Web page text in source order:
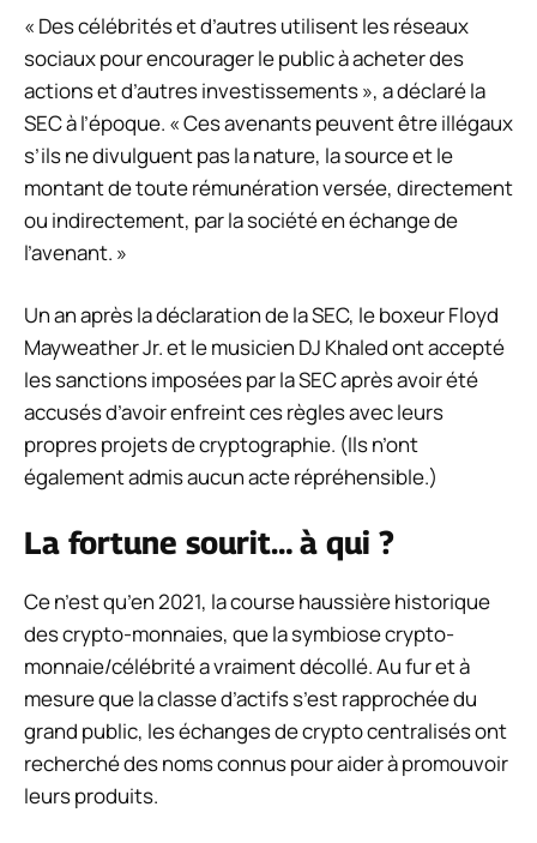
« Des célébrités et d’autres utilisent les réseaux
sociaux pour encourager le public à acheter des
actions et d’autres investissements », a déclaré la
SEC à l’époque. « Ces avenants peuvent être illégaux
s’ils ne divulguent pas la nature, la source et le
montant de toute rémunération versée, directement
ou indirectement, par la société en échange de
l’avenant. »
Un an après la déclaration de la SEC, le boxeur Floyd
Mayweather Jr. et le musicien DJ Khaled ont accepté
les sanctions imposées par la SEC après avoir été
accusés d’avoir enfreint ces règles avec leurs
propres projets de cryptographie. (Ils n’ont
également admis aucun acte répréhensible.)
La fortune sourit… à qui ?
Ce n’est qu’en 2021, la course haussière historique
des crypto-monnaies, que la symbiose crypto-
monnaie/célébrité a vraiment décollé. Au fur et à
mesure que la classe d’actifs s’est rapprochée du
grand public, les échanges de crypto centralisés ont
recherché des noms connus pour aider à promouvoir
leurs produits.